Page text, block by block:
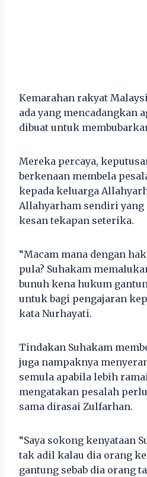
Kemarahan rakyat
ada yang mencadangkan
dibuat untuk
Mereka percaya,
berkenaan membela
kepada keluarga
Allahyarham sendiri yang
kesan tekapan seterika.
“Macam mana dengan
pula? Suhakam
bunuh kena hukum
untuk bagi pengajaran
kata Nurhayati.
Tindakan Suhakam
juga nampaknya
semula apabila lebih
mengatakan pesalah
sama dirasai Zulfarhan.
“Saya sokong kenyataan
tak adil kalau dia orang
gantung sebab dia orang